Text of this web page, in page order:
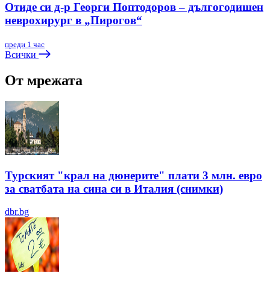
Отиде си д-р Георги Поптодоров – дългогодишен
неврохирург в „Пирогов“
преди 1 час
Всички
От мрежата
Турският "крал на дюнерите" плати 3 млн. евро
за сватбата на сина си в Италия (снимки)
dbr.bg